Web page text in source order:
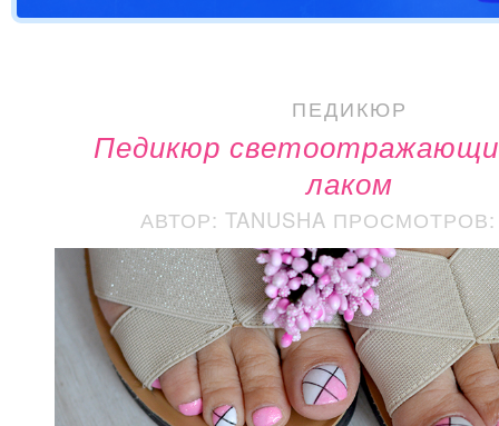
ПЕДИКЮР
Педикюр
лаком
АВТОР: TANUSHA ПРОСМОТРОВ: